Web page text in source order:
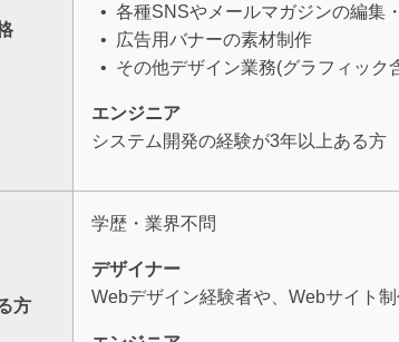
各種SNSやメールマガジンの編集
広告用バナーの素材制作
その他デザイン業務(グラフィック
エンジニア
システム開発の経験が3年以上ある方
方
学歴・業界不問
デザイナー
Webデザイン経験者や、Webサイト